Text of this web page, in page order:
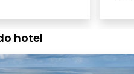
hotel